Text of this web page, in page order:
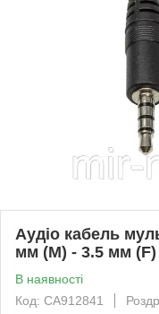
Аудіо кабель
мм (M) - 3.5 мм
В наявності
Код: CA912841